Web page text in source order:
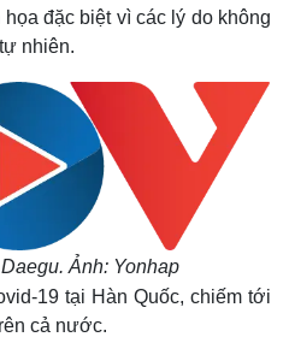
đặc biệt vì các lý do không
nhiên.
Ảnh: Yonhap
19 tại Hàn Quốc, chiếm tới
cả nước.